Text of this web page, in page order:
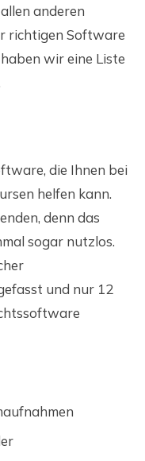
anderen
richtigen Software
wir eine Liste
die Ihnen bei
helfen kann.
denn das
sogar nutzlos.
und nur 12